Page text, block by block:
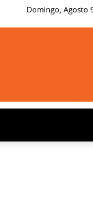
Domingo, Agosto